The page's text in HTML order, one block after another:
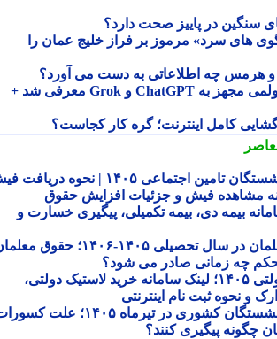
در پاییز صحت دارد؟
های سرد» مرموز بر فراز خلیج عمان را
هرمس چه اطلاعاتی به دست می آورد؟
ساعت هوشمند رولمی مجهز به ChatGPT و Grok معرفی شد +
کامل اینترنت؛ گره کار کجاست؟
فیش حقوقی بازنشستگان تامین اجتماعی ۱۴۰۵ | نحوه دریافت فیش
فیش و جزئیات افزایش حقوق
سامانه بیمه دی، بیمه تکمیلی، پیگیری خسارت و
حکم حقوقی نومعلمان در سال تحصیلی ۱۴۰۵-۱۴۰۶؛ حقوق معلمان
چه زمانی صادر می شود؟
ثبت نام لاستیک دولتی ۱۴۰۵؛ لینک سامانه خرید لاستیک دولتی،
ثبت نام اینترنتی
کسر از حقوق بازنشستگان کشوری در تیرماه ۱۴۰۵؛ علت کسورات
پیگیری کنند؟